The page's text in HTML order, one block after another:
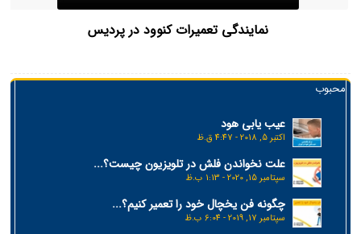
نمایندگی تعمیرات کنوود در پردیس
محبوب
عیب یابی هود
اکتبر 5, 2018 - 4:47 ق.ظ
علت نخواندن فلش در تلویزیون چیست؟...
سپتامبر 15, 2020 - 1:13 ب.ظ
چگونه فن یخچال خود را تعمیر کنیم؟...
سپتامبر 17, 2019 - 6:04 ب.ظ